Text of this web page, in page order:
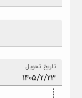
تاریخ تحویل